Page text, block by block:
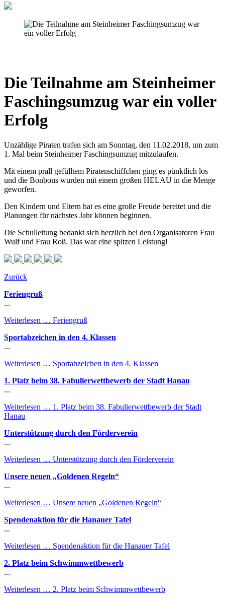
Die Teilnahme am Steinheimer
Faschingsumzug war ein voller
Erfolg
Unzählige Piraten trafen sich am Sonntag, den 11.02.2018, um zum
1. Mal beim Steinheimer Faschingsumzug mitzulaufen.
Mit einem prall gefülltem Piratenschiffchen ging es pünktlich los
und die Bonbons wurden mit einem großen HELAU in die Menge
geworfen.
Den Kindern und Eltern hat es eine große Freude bereitet und die
Planungen für nächstes Jahr können beginnen.
Die Schulleitung bedankt sich herzlich bei den Organisatoren Frau
Wulf und Frau Roß. Das war eine spitzen Leistung!
Zurück
Feriengruß
...
Weiterlesen … Feriengruß
Sportabzeichen in den 4. Klassen
...
Weiterlesen … Sportabzeichen in den 4. Klassen
1. Platz beim 38. Fabulierwettbewerb der Stadt Hanau
...
Weiterlesen … 1. Platz beim 38. Fabulierwettbewerb der Stadt
Hanau
Unterstützung durch den Förderverein
...
Weiterlesen … Unterstützung durch den Förderverein
Unsere neuen „Goldenen Regeln“
...
Weiterlesen … Unsere neuen „Goldenen Regeln“
Spendenaktion für die Hanauer Tafel
...
Weiterlesen … Spendenaktion für die Hanauer Tafel
2. Platz beim Schwimmwettbewerb
...
Weiterlesen … 2. Platz beim Schwimmwettbewerb